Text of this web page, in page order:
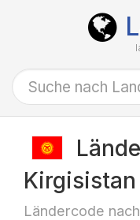
Kirgisistan
Ländercode